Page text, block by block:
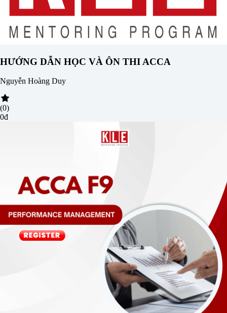
HƯỚNG DẪN HỌC VÀ ÔN THI ACCA
Nguyễn Hoàng Duy
(0)
0đ